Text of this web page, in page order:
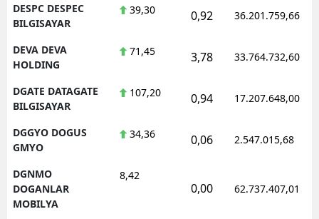
DESPC DESPEC
BILGISAYAR
39,30 0,92 36.201.759,66
DEVA DEVA
HOLDING
71,45 3,78 33.764.732,60
DGATE DATAGATE
BILGISAYAR
107,20 0,94 17.207.648,00
DGGYO DOGUS
GMYO
34,36 0,06 2.547.015,68
DGNMO
DOGANLAR
MOBILYA
8,42
0,00 62.737.407,01